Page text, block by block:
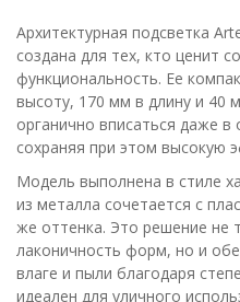
Архитектурная подсветка
создана для тех, кто ценит
функциональность. Ее
высоту, 170 мм в длину и 40
органично вписаться даже в
сохраняя при этом высокую
Модель выполнена в стиле
из металла сочетается с
же оттенка. Это решение не
лаконичность форм, но и
влаге и пыли благодаря
идеален для уличного